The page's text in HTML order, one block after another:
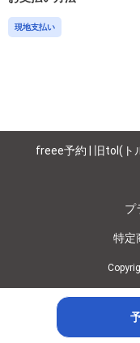
現地支払い
freee予約 | 旧tol(ト
プ
特定